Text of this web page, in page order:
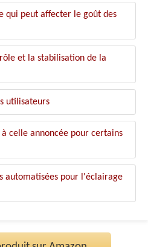
qui peut affecter le goût des
et la stabilisation de la
utilisateurs
celle annoncée pour certains
automatisées pour l'éclairage